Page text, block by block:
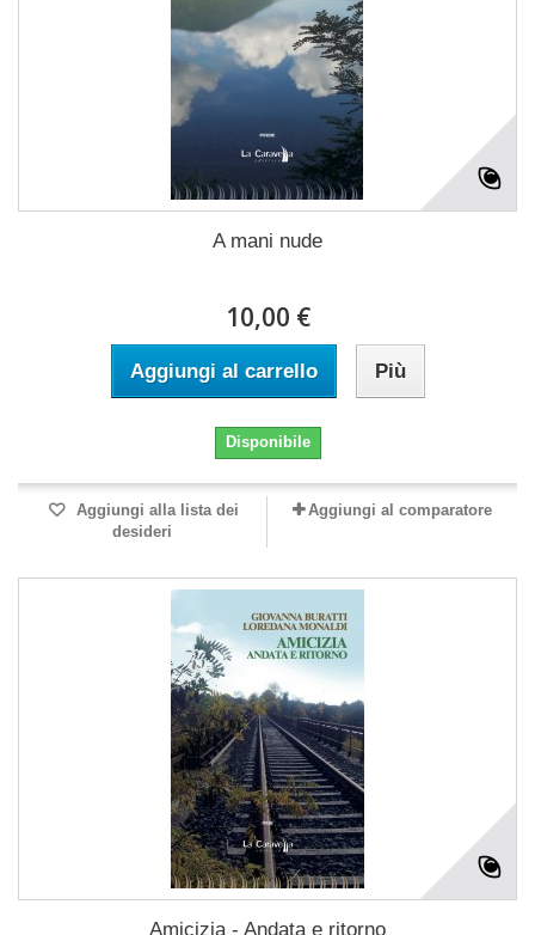
A mani nude
10,00 €
Aggiungi al carrello Più
Disponibile
Aggiungi alla lista dei
desideri
Aggiungi al comparatore
Amicizia - Andata e ritorno